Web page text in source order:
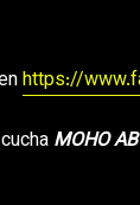
https://
MOHO